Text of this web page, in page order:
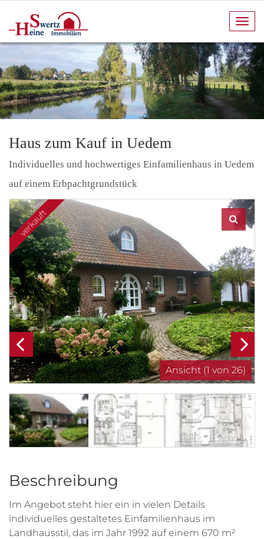
Haus zum Kauf in Uedem
Individuelles und hochwertiges Einfamilienhaus in Uedem
auf einem Erbpachtgrundstück
verkauft
Ansicht (1 von 26)
Beschreibung
Im Angebot steht hier ein in vielen Details
individuelles gestaltetes Einfamilienhaus im
Landhausstil, das im Jahr 1992 auf einem 670 m²